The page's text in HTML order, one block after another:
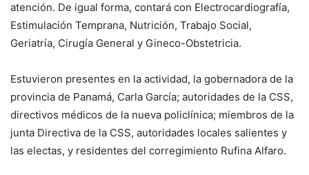
atención. De igual forma, contará con Electrocardiografía,
Estimulación Temprana, Nutrición, Trabajo Social,
Geriatría, Cirugía General y Gineco-Obstetricia.
Estuvieron presentes en la actividad, la gobernadora de la
provincia de Panamá, Carla García; autoridades de la CSS,
directivos médicos de la nueva policlínica; miembros de la
junta Directiva de la CSS, autoridades locales salientes y
las electas, y residentes del corregimiento Rufina Alfaro.